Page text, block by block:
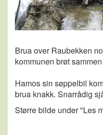
Brua over Raubekken
kommunen brøt
Hamos sin søppelbil
brua knakk. Snarrådig
Større bilde under "Les